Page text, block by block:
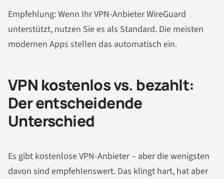
Empfehlung: Wenn Ihr VPN-Anbieter WireGuard
unterstützt, nutzen Sie es als Standard. Die meisten
modernen Apps stellen das automatisch ein.
VPN kostenlos vs. bezahlt:
Der entscheidende
Unterschied
Es gibt kostenlose VPN-Anbieter – aber die wenigsten
davon sind empfehlenswert. Das klingt hart, hat aber